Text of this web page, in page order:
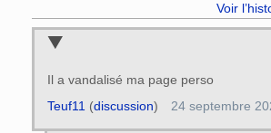
Voir
Il a vandalisé ma page perso
Teuf11 (discussion) 24 septembre